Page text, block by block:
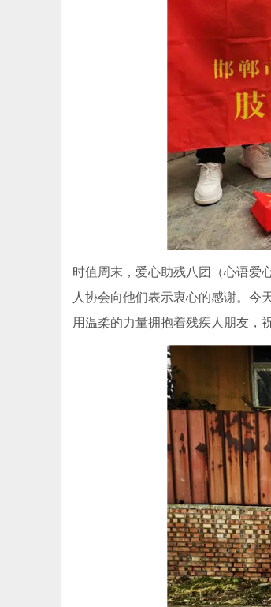
时值周末，爱心助残八团（心语爱
人协会向他们表示衷心的感谢。今
用温柔的力量拥抱着残疾人朋友，